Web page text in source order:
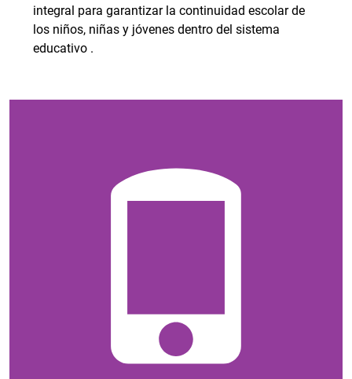
integral para garantizar la continuidad escolar de
los niños, niñas y jóvenes dentro del sistema
educativo .